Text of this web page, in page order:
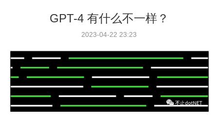
GPT-4 有什么不一样？
2023-04-22 23:23